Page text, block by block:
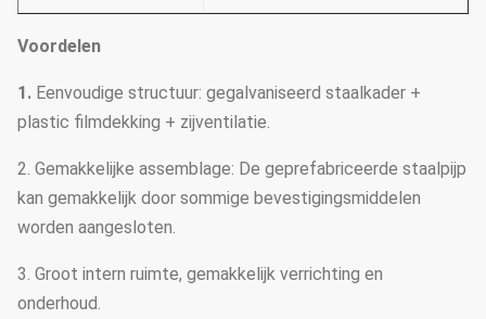
Voordelen
1. Eenvoudige structuur: gegalvaniseerd staalkader +
plastic filmdekking + zijventilatie.
2. Gemakkelijke assemblage: De geprefabriceerde staalpijp
kan gemakkelijk door sommige bevestigingsmiddelen
worden aangesloten.
3. Groot intern ruimte, gemakkelijk verrichting en
onderhoud.